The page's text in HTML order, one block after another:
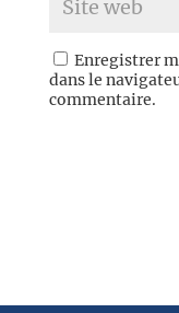
Enregistrer
dans le
commentaire.